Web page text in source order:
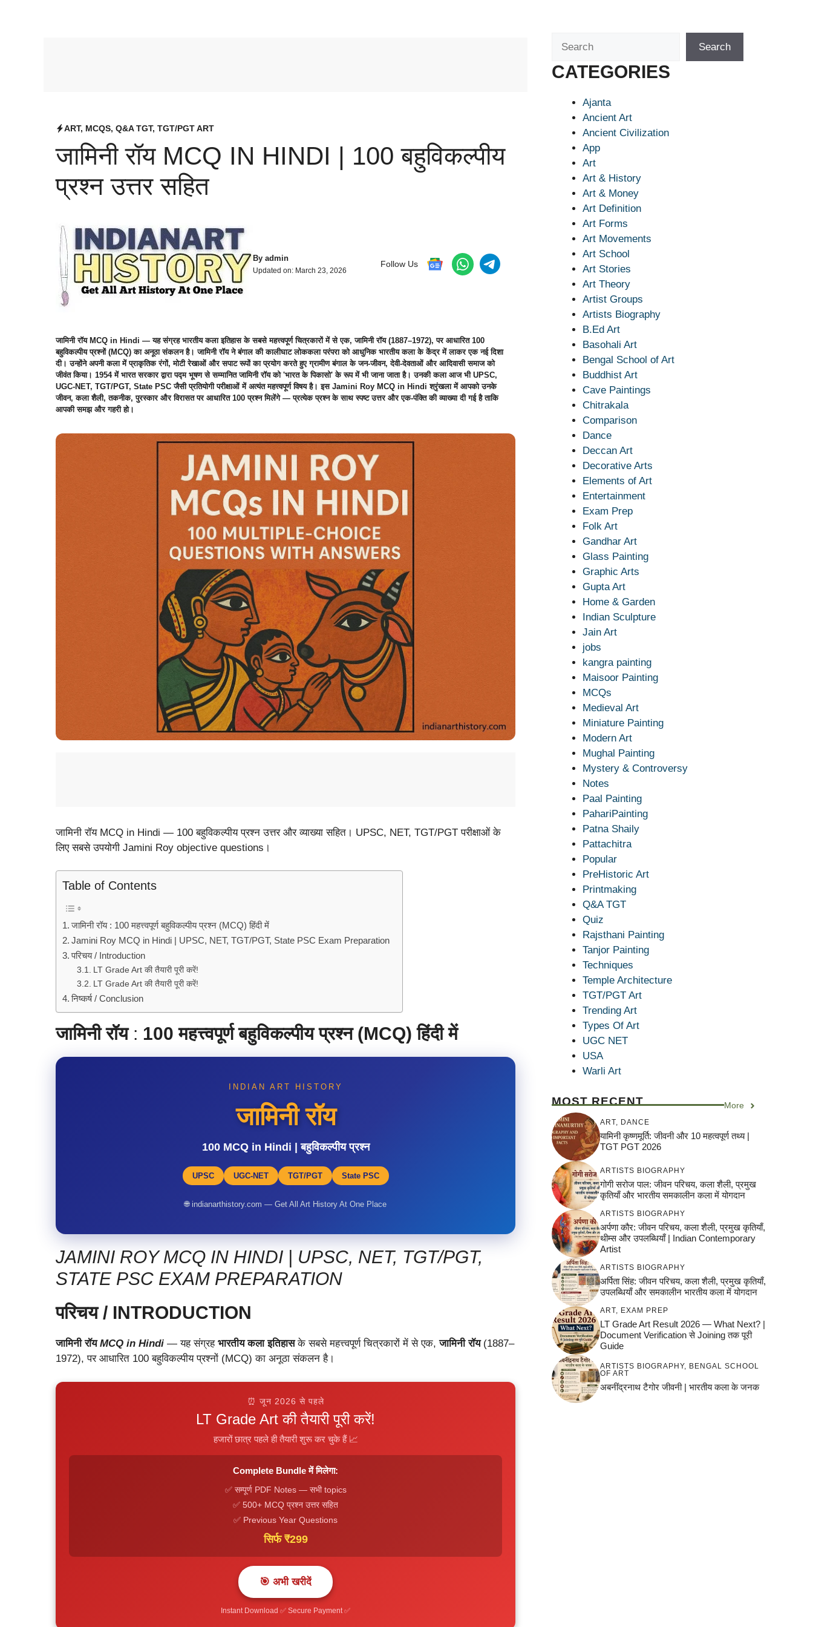
ART, MCQS, Q&A TGT, TGT/PGT ART
जामिनी रॉय MCQ IN HINDI | 100 बहुविकल्पीय
प्रश्न उत्तर सहित
By admin
Updated on: March 23, 2026
Follow Us
जामिनी रॉय MCQ in Hindi — यह संग्रह भारतीय कला इतिहास के सबसे महत्त्वपूर्ण चित्रकारों में से एक, जामिनी रॉय (1887–1972), पर आधारित 100
बहुविकल्पीय प्रश्नों (MCQ) का अनूठा संकलन है। जामिनी रॉय ने बंगाल की कालीघाट लोककला परंपरा को आधुनिक भारतीय कला के केंद्र में लाकर एक नई दिशा
दी। उन्होंने अपनी कला में प्राकृतिक रंगों, मोटी रेखाओं और सपाट रूपों का प्रयोग करते हुए ग्रामीण बंगाल के जन-जीवन, देवी-देवताओं और आदिवासी समाज को
जीवंत किया। 1954 में भारत सरकार द्वारा पद्म भूषण से सम्मानित जामिनी रॉय को 'भारत के पिकासो' के रूप में भी जाना जाता है। उनकी कला आज भी UPSC,
UGC-NET, TGT/PGT, State PSC जैसी प्रतियोगी परीक्षाओं में अत्यंत महत्त्वपूर्ण विषय है। इस Jamini Roy MCQ in Hindi श्रृंखला में आपको उनके
जीवन, कला शैली, तकनीक, पुरस्कार और विरासत पर आधारित 100 प्रश्न मिलेंगे — प्रत्येक प्रश्न के साथ स्पष्ट उत्तर और एक-पंक्ति की व्याख्या दी गई है ताकि
आपकी समझ और गहरी हो।
जामिनी रॉय MCQ in Hindi — 100 बहुविकल्पीय प्रश्न उत्तर और व्याख्या सहित। UPSC, NET, TGT/PGT परीक्षाओं के
लिए सबसे उपयोगी Jamini Roy objective questions।
Table of Contents
जामिनी रॉय : 100 महत्त्वपूर्ण बहुविकल्पीय प्रश्न (MCQ) हिंदी में
Jamini Roy MCQ in Hindi | UPSC, NET, TGT/PGT, State PSC Exam Preparation
परिचय / Introduction
LT Grade Art की तैयारी पूरी करें!
LT Grade Art की तैयारी पूरी करें!
निष्कर्ष / Conclusion
जामिनी रॉय : 100 महत्त्वपूर्ण बहुविकल्पीय प्रश्न (MCQ) हिंदी में
INDIAN ART HISTORY
जामिनी रॉय
100 MCQ in Hindi | बहुविकल्पीय प्रश्न
UPSC UGC-NET TGT/PGT State PSC
🌐 indianarthistory.com — Get All Art History At One Place
JAMINI ROY MCQ IN HINDI | UPSC, NET, TGT/PGT,
STATE PSC EXAM PREPARATION
परिचय / INTRODUCTION
जामिनी रॉयMCQ in Hindi — यह संग्रह भारतीय कला इतिहासके सबसे महत्त्वपूर्ण चित्रकारों में से एक,जामिनी रॉय(1887–
1972), पर आधारित 100 बहुविकल्पीय प्रश्नों (MCQ) का अनूठा संकलन है।
⏰ जून 2026 से पहले
LT Grade Art की तैयारी पूरी करें!
हजारों छात्र पहले ही तैयारी शुरू कर चुके हैं 📈
Complete Bundle में मिलेगा:
✅ सम्पूर्ण PDF Notes — सभी topics
✅ 500+ MCQ प्रश्न उत्तर सहित
✅ Previous Year Questions
सिर्फ ₹299
🎯 अभी खरीदें
Instant Download ✅ Secure Payment ✅
Search
CATEGORIES
Ajanta
Ancient Art
Ancient Civilization
App
Art
Art & History
Art & Money
Art Definition
Art Forms
Art Movements
Art School
Art Stories
Art Theory
Artist Groups
Artists Biography
B.Ed Art
Basohali Art
Bengal School of Art
Buddhist Art
Cave Paintings
Chitrakala
Comparison
Dance
Deccan Art
Decorative Arts
Elements of Art
Entertainment
Exam Prep
Folk Art
Gandhar Art
Glass Painting
Graphic Arts
Gupta Art
Home & Garden
Indian Sculpture
Jain Art
jobs
kangra painting
Maisoor Painting
MCQs
Medieval Art
Miniature Painting
Modern Art
Mughal Painting
Mystery & Controversy
Notes
Paal Painting
PahariPainting
Patna Shaily
Pattachitra
Popular
PreHistoric Art
Printmaking
Q&A TGT
Quiz
Rajsthani Painting
Tanjor Painting
Techniques
Temple Architecture
TGT/PGT Art
Trending Art
Types Of Art
UGC NET
USA
Warli Art
MOST RECENT More
ART, DANCE
यामिनी कृष्णमूर्ति: जीवनी और 10 महत्वपूर्ण तथ्य |
TGT PGT 2026
ARTISTS BIOGRAPHY
गोगी सरोज पाल: जीवन परिचय, कला शैली, प्रमुख
कृतियाँ और भारतीय समकालीन कला में योगदान
ARTISTS BIOGRAPHY
अर्पणा कौर: जीवन परिचय, कला शैली, प्रमुख कृतियाँ,
थीम्स और उपलब्धियाँ | Indian Contemporary
Artist
ARTISTS BIOGRAPHY
अर्पिता सिंह: जीवन परिचय, कला शैली, प्रमुख कृतियाँ,
उपलब्धियाँ और समकालीन भारतीय कला में योगदान
ART, EXAM PREP
LT Grade Art Result 2026 — What Next? |
Document Verification से Joining तक पूरी
Guide
ARTISTS BIOGRAPHY, BENGAL SCHOOL
OF ART
अबनींद्रनाथ टैगोर जीवनी | भारतीय कला के जनक